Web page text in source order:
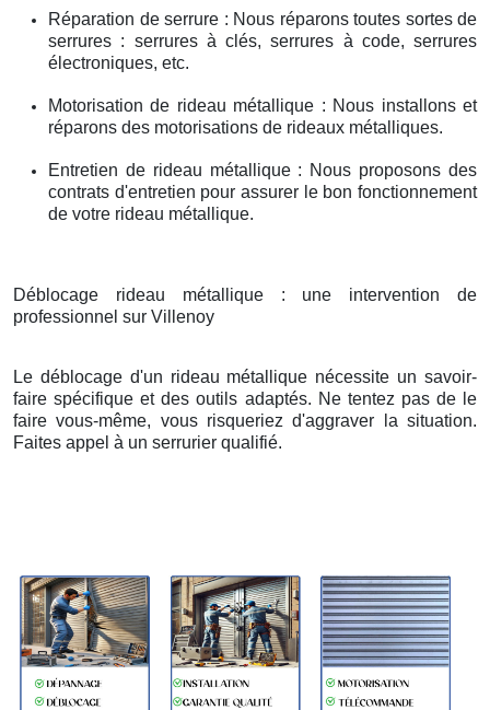
Réparation de serrure : Nous réparons toutes sortes de
serrures : serrures à clés, serrures à code, serrures
électroniques, etc.
Motorisation de rideau métallique : Nous installons et
réparons des motorisations de rideaux métalliques.
Entretien de rideau métallique : Nous proposons des
contrats d'entretien pour assurer le bon fonctionnement
de votre rideau métallique.
Déblocage rideau métallique : une intervention de
professionnel sur Villenoy
Le déblocage d'un rideau métallique nécessite un savoir-
faire spécifique et des outils adaptés. Ne tentez pas de le
faire vous-même, vous risqueriez d'aggraver la situation.
Faites appel à un serrurier qualifié.